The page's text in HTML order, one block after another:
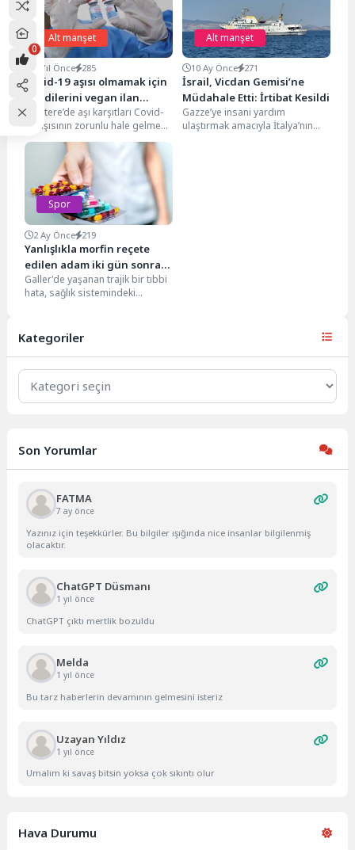
Alt manşet
5 Yıl Önce 285
Covid-19 aşısı olmamak için
kendilerini vegan ilan
ediyorlar
İngiltere’de aşı karşıtları Covid-
19 aşısının zorunlu hale gelme
ihtimali karşısında sosyal medya
üzerinden kendilerini vegan...
Alt manşet
10 Ay Önce 271
İsrail, Vicdan Gemisi’ne
Müdahale Etti: İrtibat Kesildi
Gazze’ye insani yardım
ulaştırmak amacıyla İtalya’nın
Spor
2 Ay Önce 219
Yanlışlıkla morfin reçete
edilen adam iki gün sonra
hayatını kaybetti
Galler'de yaşanan trajik bir tıbbi
hata, sağlık sistemindeki
Hizmetleri...
Kategoriler
Kategoriler
Son Yorumlar
FATMA
7 ay önce
Yazınız için teşekkürler. Bu bilgiler ışığında nice insanlar bilgilenmiş
olacaktır.
ChatGPT Düsmanı
1 yıl önce
ChatGPT çıktı mertlik bozuldu
Melda
1 yıl önce
Bu tarz haberlerin devamının gelmesini isteriz
Uzayan Yıldız
1 yıl önce
Umalım ki savaş bitsin yoksa çok sıkıntı olur
Hava Durumu
0